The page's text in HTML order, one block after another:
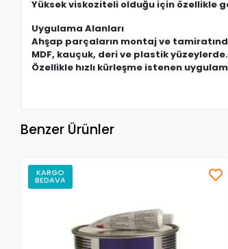
Yüksek viskoziteli olduğu için özellikle
Uygulama Alanları
Ahşap parçaların montaj ve
MDF, kauçuk, deri ve plastik yüzeylerde.
Özellikle hızlı kürleşme istenen
Benzer Ürünler
KARGO
BEDAVA